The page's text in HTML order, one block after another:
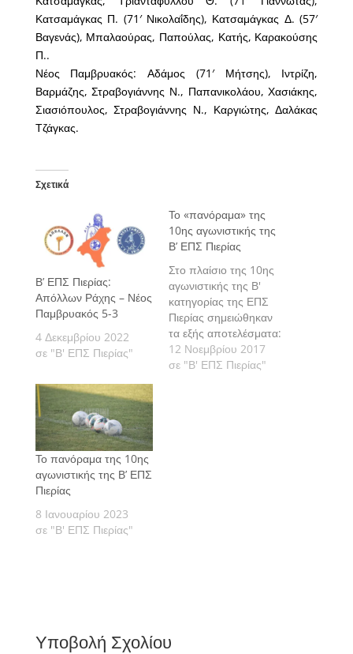
Κατσαμάγκας Π. (71′ Νικολαΐδης), Κατσαμάγκας Δ. (57′
Βαγενάς), Μπαλαούρας, Παπούλας, Κατής, Καρακούσης
Π..
Νέος Παμβρυακός: Αδάμος (71′ Μήτσης), Ιντρίζη,
Βαρμάζης, Στραβογιάννης Ν., Παπανικολάου, Χασιάκης,
Σιασιόπουλος, Στραβογιάννης Ν., Καργιώτης, Δαλάκας
Τζάγκας.
Σχετικά
Β’ ΕΠΣ Πιερίας:
Απόλλων Ράχης – Νέος
Παμβρυακός 5-3
4 Δεκεμβρίου 2022
σε "Β' ΕΠΣ Πιερίας"
Το «πανόραμα» της
10ης αγωνιστικής της
Β’ ΕΠΣ Πιερίας
Στο πλαίσιο της 10ης
αγωνιστικής της Β'
κατηγορίας της ΕΠΣ
Πιερίας σημειώθηκαν
τα εξής αποτελέσματα:
12 Νοεμβρίου 2017
σε "Β' ΕΠΣ Πιερίας"
Το πανόραμα της 10ης
αγωνιστικής της Β’ ΕΠΣ
Πιερίας
8 Ιανουαρίου 2023
σε "Β' ΕΠΣ Πιερίας"
Υποβολή Σχολίου